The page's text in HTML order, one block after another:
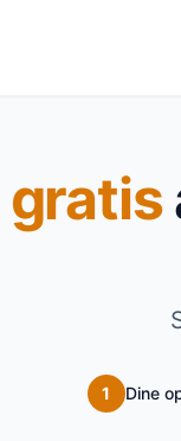
gratis
1 Dine